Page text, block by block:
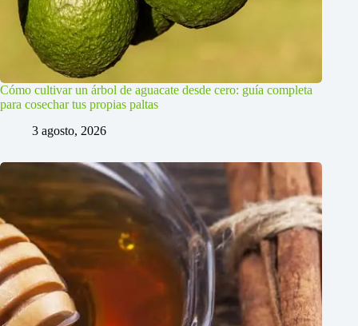
Cómo cultivar un árbol de aguacate desde cero: guía completa
para cosechar tus propias paltas
3 agosto, 2026